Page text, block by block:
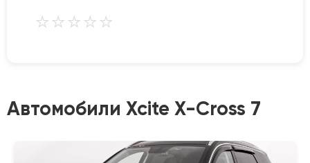
⭐⭐⭐⭐⭐
Автомобили Xcite X-Cross 7